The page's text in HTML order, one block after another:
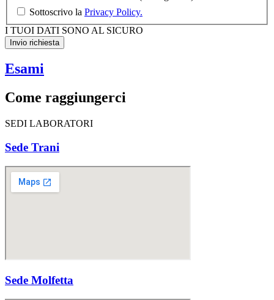
Sottoscrivo la Privacy Policy.
I TUOI DATI SONO AL SICURO
Esami
Come raggiungerci
SEDI LABORATORI
Sede Trani
Sede Molfetta